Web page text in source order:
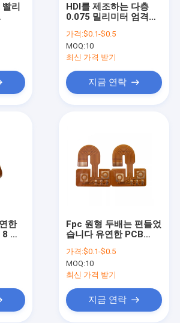
리
HDI를 제조하는 다층
0.075 밀리미터 엄격한
가격:$0.1-$0.5
MOQ:10
최신 가격 받기
지금 연락
한
층
Fpc 원형 두배는 편들었
습니다 유연한 PCB
가격:$0.1-$0.5
MOQ:10
최신 가격 받기
지금 연락